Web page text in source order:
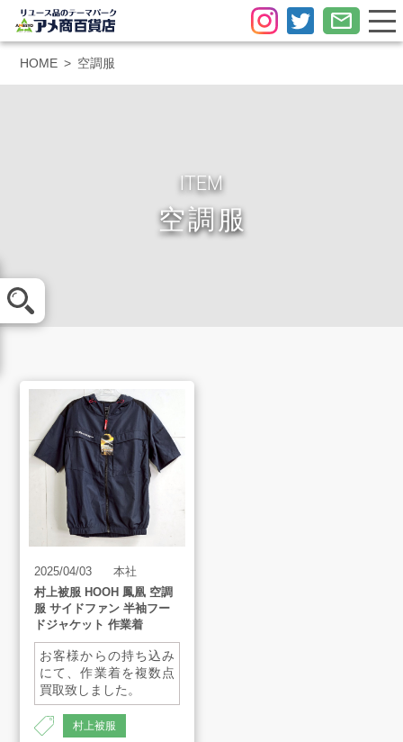
買取方法
買取アイテム
お客様の声
よくあるご質問
スタッフインタビュー
店舗案内
HOME 空調服
ITEM
空調服
2025/04/03
本社
村上被服 HOOH 鳳凰 空調
服 サイドファン 半袖フー
ドジャケット 作業着
お客様からの持ち込み
にて、作業着を複数点
買取致しました。
村上被服